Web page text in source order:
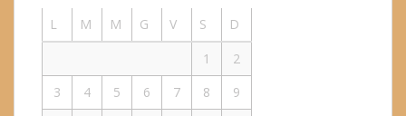
L
M M G V S
D
1
2
3
4 5 6 7 8
9